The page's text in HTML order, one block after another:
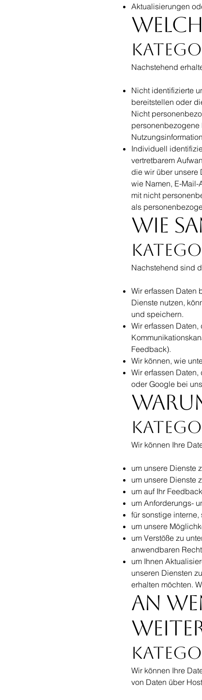
Aktualisierungen
Nachstehend
Nicht identifizierte
bereitstellen oder
Nicht
personenbezogene
Individuell
vertretbarem
die wir über unsere
wie Namen, E-Mail-
mit nicht
als
Wie
Nachstehend sind
Wir erfassen Daten
Dienste nutzen,
und speichern.
Wir erfassen
Feedback).
Wir können, wie
Wir erfassen
oder Google bei
Wir können Ihre
um unsere Dienste
um unsere Dienste
um auf Ihr
um Anforderungs-
für sonstige
um unsere
um Verstöße zu
anwendbaren
um Ihnen
unseren Diensten
erhalten möchten.
An
Wir können Ihre
von Daten über